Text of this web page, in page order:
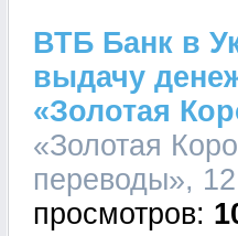
ВТБ Банк в
выдачу
«Золотая
«Золотая
переводы»,